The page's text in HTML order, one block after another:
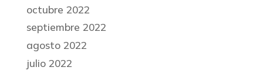
octubre 2022
septiembre 2022
agosto 2022
julio 2022